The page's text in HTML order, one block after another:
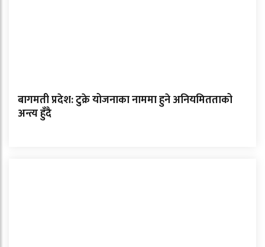
बागमती प्रदेश: टुक्रे योजनाका नाममा हुने अनियमितताको
अन्त्य हुँदै